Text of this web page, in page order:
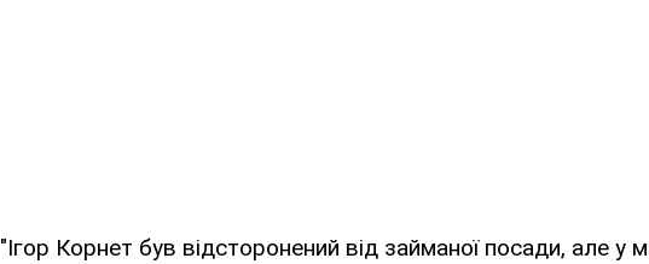
"Ігор Корнет був відсторонений від займаної посади, але у